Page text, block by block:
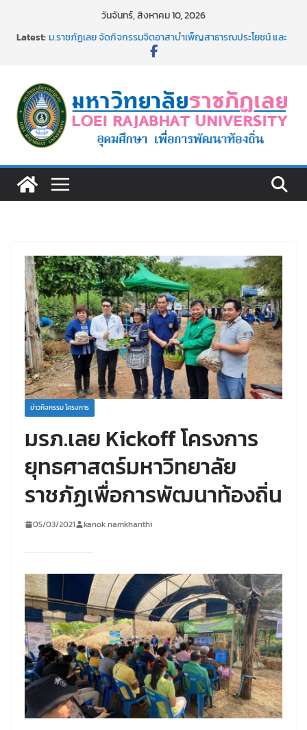
วันจันทร์, สิงหาคม 10, 2026
Latest:ม.ราชภัฏเลย จัดกิจกรรมจิตอาสาบำเพ็ญสาธารณประโยชน์ และ
เงินรายได้
ม.ราชภัฏเลย จัดมหกรรมวิชาการ เปิดบ้าน LRU ครั้งที่ 4 เปิดให้
นักเรียนมัธยมปลายค้นหาสาขาวิชาในฝัน สู่อนาคตที่ใช่
อธิการบดี มรภ.เลย ร่วมประชุมชี้แจงกับคณะอนุกรรมาธิการ
ประจำปีงบประมาณ พ.ศ. 2570
๑,๙๗๒ ชุด โดยวิธีเฉพาะเจาะจง
ข่าวกิจกรรม โครงการ
มรภ.เลย Kickoff โครงการ
ยุทธศาสตร์มหาวิทยาลัย
ราชภัฏเพื่อการพัฒนาท้องถิ่น
05/03/2021 kanok namkhanthi